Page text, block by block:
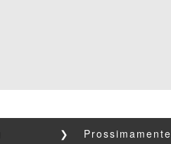
❯ Prossimamente